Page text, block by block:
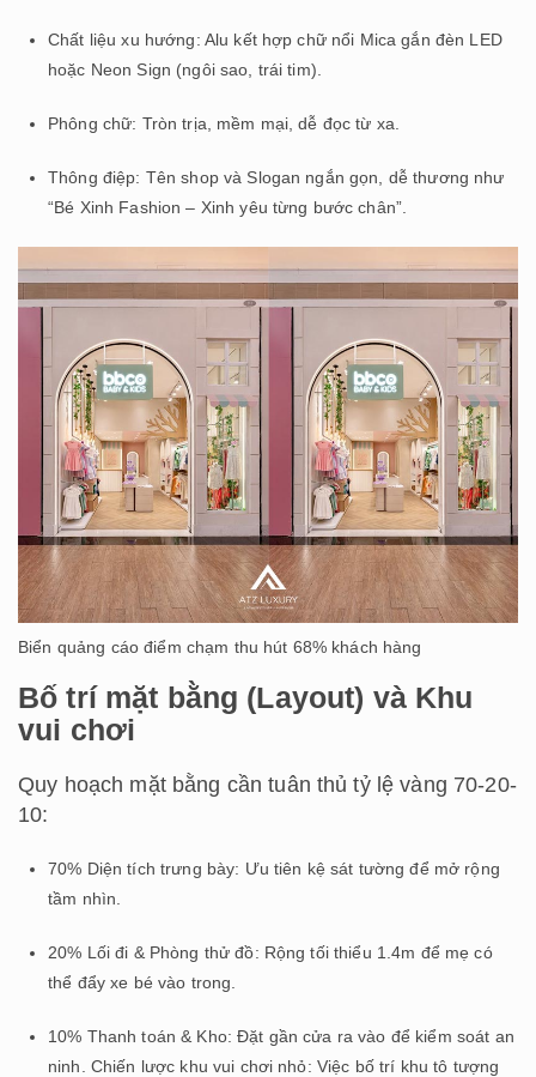
Chất liệu xu hướng: Alu kết hợp chữ nổi Mica gắn đèn LED
hoặc Neon Sign (ngôi sao, trái tim).
Phông chữ: Tròn trịa, mềm mại, dễ đọc từ xa.
Thông điệp: Tên shop và Slogan ngắn gọn, dễ thương như
“Bé Xinh Fashion – Xinh yêu từng bước chân”.
Biển quảng cáo điểm chạm thu hút 68% khách hàng
Bố trí mặt bằng (Layout) và Khu
vui chơi
Quy hoạch mặt bằng cần tuân thủ tỷ lệ vàng 70-20-
10:
70% Diện tích trưng bày: Ưu tiên kệ sát tường để mở rộng
tầm nhìn.
20% Lối đi & Phòng thử đồ: Rộng tối thiểu 1.4m để mẹ có
thể đẩy xe bé vào trong.
10% Thanh toán & Kho: Đặt gần cửa ra vào để kiểm soát an
ninh. Chiến lược khu vui chơi nhỏ: Việc bố trí khu tô tượng